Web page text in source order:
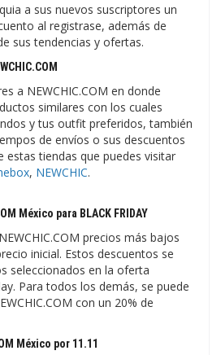
a sus nuevos suscriptores un
al registrase, además de
sus tendencias y ofertas.
a NEWCHIC.COM en donde
similares con los cuales
y tus outfit preferidos, también
de envíos o sus descuentos
estas tiendas que puedes visitar
, NEWCHIC.
México para BLACK FRIDAY
precios más bajos
inicial. Estos descuentos se
seleccionados en la oferta
Para todos los demás, se puede
con un 20% de
México por 11.11